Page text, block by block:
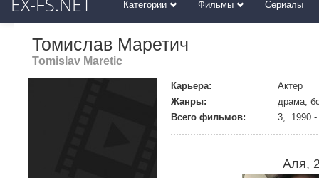
Категории Фильмы Сериалы
Томислав Маретич
Tomislav Maretic
Карьера:
Актер
Жанры:
драма,
Всего фильмов:
3, 1990 -
Аля,